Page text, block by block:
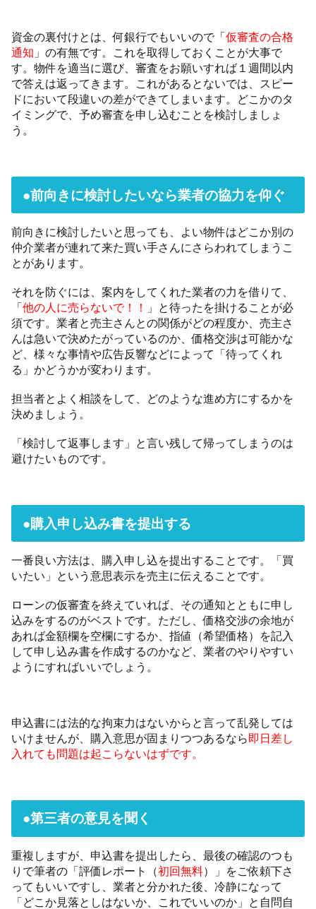
資金の裏付けとは、何銀行でもいいので「仮審査の合格
通知 」の有無です。これを取得しておくことが大事で
す。物件を適当に選び、審査をお願いすれば１週間以内
で答えは返ってきます。これがあるとないでは、スピー
ドにおいて段違いの差ができてしまいます。どこかのタ
イミングで、予め審査を申し込むことを検討しましょ
う。
●前向きに検討したいなら業者の協力を仰ぐ
前向きに検討したいと思っても、よい物件はどこか別の
仲介業者が連れて来た買い手さんにさらわれてしまうこ
とがあります。
それを防ぐには、案内をしてくれた業者の力を借りて、
「他の人に売らないで！！
」と待ったを掛けることが必
須です。業者と売主さんとの関係がどの程度か、売主さ
んは急いで決めたがっているのか、価格交渉は可能かな
ど、様々な事情や広告反響などによって「待ってくれ
る」かどうかが変わります。
担当者とよく相談をして、どのような進め方にするかを
決めましょう。
「検討して返事します」と言い残して帰ってしまうのは
避けたいものです。
●購入申し込み書を提出する
一番良い方法は、購入申し込を提出することです。「買
いたい」という意思表示を売主に伝えることです。
ローンの仮審査を終えていれば、その通知とともに申し
込みをするのがベストです。ただし、価格交渉の余地が
あれば金額欄を空欄にするか、指値（希望価格）を記入
して申し込み書を作成するのかなど、業者のやりやすい
ようにすればいいでしょう。
申込書には法的な拘束力はないからと言って乱発しては
いけませんが、購入意思が固まりつつあるなら即日差し
入れても問題は起こらないはずです。
●第三者の意見を聞く
重複しますが、申込書を提出したら、最後の確認のつも
りで筆者の「評価レポート（初回無料）」をご依頼下さ
ってもいいですし、業者と分かれた後、冷静になって
「どこか見落としはないか、これでいいのか」と自問自